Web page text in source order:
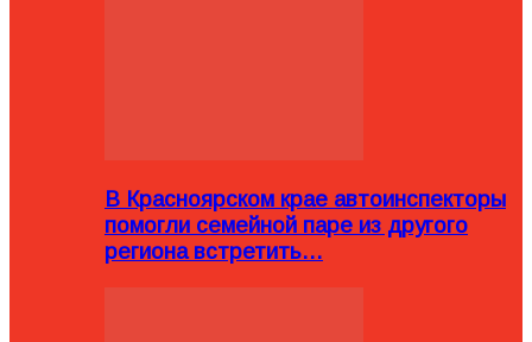
В Красноярском крае автоинспекторы
помогли семейной паре из другого
региона встретить…